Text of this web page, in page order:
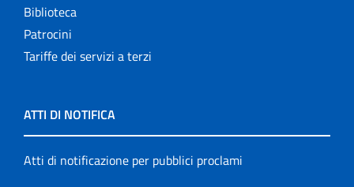
Biblioteca
Patrocini
Tariffe dei servizi a terzi
ATTI DI NOTIFICA
Atti di notificazione per pubblici proclami